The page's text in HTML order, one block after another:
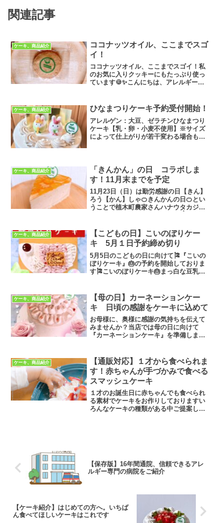
関連記事
ケーキ、商品紹介
ココナッツオイル、ここまでスゴ
イ！
ココナッツオイル、ここまでスゴイ！私
のお気に入りクッキーにもたっぷり使っ
ています🍪✨こんにちは、アレルギーケ
材のひとつ【ココナッツオイル】の効能
についてアレルギー対応ケ...
ケーキ、商品紹介 ひなまつりケーキ予約受付開始！
アレルゲン：大豆、ゼラチンひなまつり
ケーキ【乳・卵・小麦不使用】※サイズ
によって仕上がりが若干変わる場合もご
ートケーキは、アレル...
ケーキ、商品紹介
「きんかん」の日 コラボしま
す！11月末までを予定
11月23日（日）は勤労感謝の日【きん】
ろう【かん】しゃ🍊きんかんの日🍊とい
うことで植木町農家さんハナウタカジツ
柑レアチーズケーキ」アレルゲン:大豆、
ゼラチンコンポー...
ケーキ、商品紹介
【こどもの日】こいのぼりケー
キ 5月１日予約締め切り
5月5日のこどもの日に向けて🎏『こいの
ぼりケーキ』🎂の予約を開始しておりま
す🎏こいのぼりケーキ🎂まっ白な豆乳で
スポンジに甘くておいしいいちごがサン
ドされています。詳しく...
ケーキ、商品紹介
【母の日】カーネーションケー
キ 日頃の感謝をケーキに込めて
お母様に、奥様に感謝の気持ちを伝えて
みませんか？当店では母の日に向けて
『カーネーションケーキ』を準備しまし
😊アレルギーがあってもなくても家族み
んなで食べられます。こんな...
ケーキ、商品紹介
【通販対応】１才から食べられま
す！赤ちゃんが手づかみで食べる
スマッシュケーキ
１才のお誕生日に赤ちゃんでも食べられ
る素材でケーキをお作りしておりますい
ろんなケーキの種類がある中ご提案しま
【保存版】16年間通院、信頼できるアレ
ルギー専門の病院をご紹介
【ケーキ紹介】はじめての方へ。いちば
ん食べてほしいケーキはこれです